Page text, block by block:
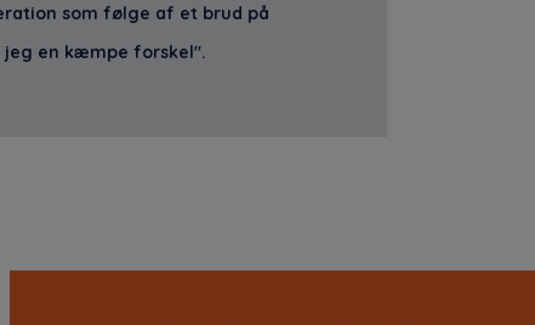
som følge af et brud på
en kæmpe forskel".